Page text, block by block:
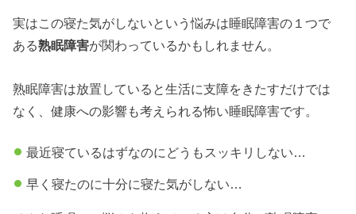
実はこの寝た気がしないという悩みは睡眠障害の１つで
ある熟眠障害が関わっているかもしれません。
熟眠障害は放置していると生活に支障をきたすだけでは
なく、健康への影響も考えられる怖い睡眠障害です。
最近寝ているはずなのにどうもスッキリしない…
早く寝たのに十分に寝た気がしない…